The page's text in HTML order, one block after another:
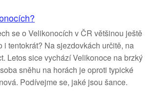
se o Velikonocích v ČR většinou ještě
i tentokrát? Na sjezdovkách určitě, na
Letos sice vychází Velikonoce na brzký
sněhu na horách je oproti typické
Podívejme se, jaké jsou šance.